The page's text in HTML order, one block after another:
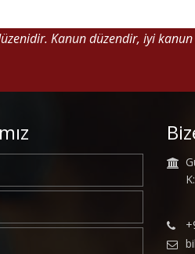
Kanun düzendir, iyi